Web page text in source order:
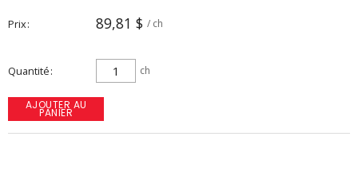
Prix 89,81 $ / ch
Quantité ch
AJOUTER AU
PANIER